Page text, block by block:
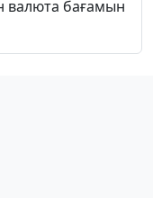
валюта бағамын